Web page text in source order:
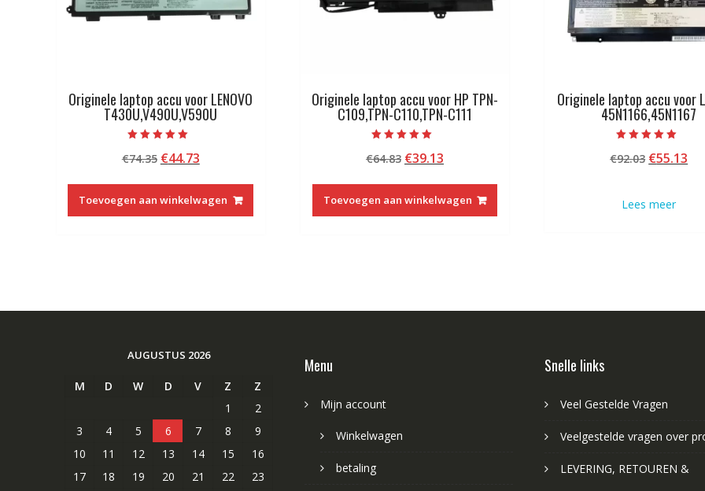
Originele laptop accu voor LENOVO
T430U,V490U,V590U
5.00
van 5
€74.35 Oorspronkelijke
was:
€74.35.
€44.73Huidige
€44.73.
Toevoegen aan winkelwagen
Originele laptop accu voor HP TPN-
C109,TPN-C110,TPN-C111
5.00
van 5
€64.83 Oorspronkelijke
was:
€64.83.
€39.13Huidige
€39.13.
Toevoegen aan winkelwagen
Originele laptop accu voor
45N1166,45N1167
5.00
van 5
€92.03
€92.03.
€55.13
Lees meer
AUGUSTUS 2026
M D W D V Z
Z
1
2
3
4 5 6 7 8
9
10
11 12 13 14 15
16
17
18 19 20 21 22
23
Menu
Mijn account
Winkelwagen
betaling
Snelle links
Veel Gestelde Vragen
Veelgestelde vragen over
LEVERING, RETOUREN &